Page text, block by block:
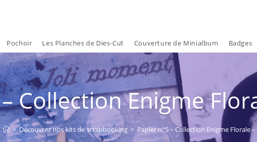
Pochoir Les Planches de Dies-Cut Couverture de Minialbum Badges
Collection Enigme
> Découvrez nos kits de scrapbooking > Papier n°5 – Collection Enigme Florale